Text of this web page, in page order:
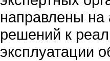
направлены
решений к
эксплуатации